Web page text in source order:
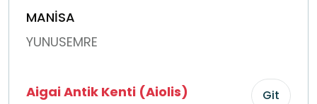
MANİSA
YUNUSEMRE
Aigai Antik Kenti (Aiolis) Git